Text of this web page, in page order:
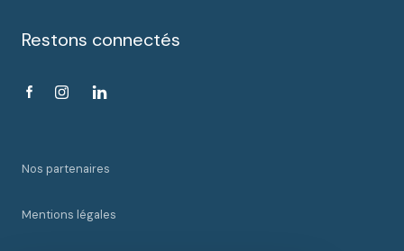
Restons connectés
Nos partenaires
Mentions légales